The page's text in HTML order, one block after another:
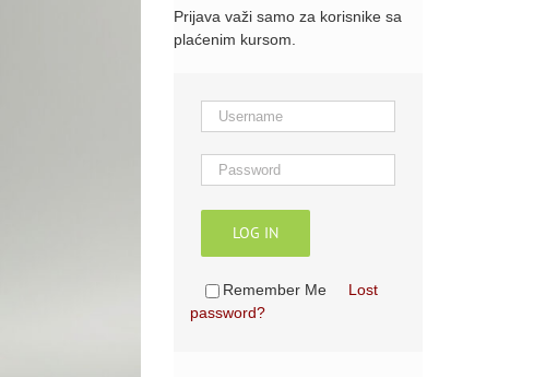
Prijava važi samo za korisnike sa
plaćenim kursom.
LOG IN
Remember Me
Lost
password?